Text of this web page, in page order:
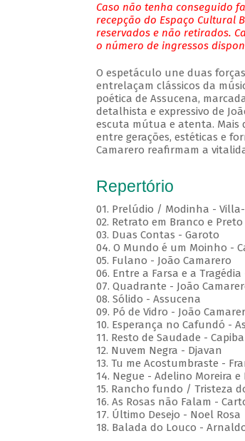
Caso não tenha conseguido
recepção do Espaço Cultural
reservados e não retirados.
o número de ingressos
O espetáculo une duas
entrelaçam clássicos da
poética de Assucena,
detalhista e expressivo de
escuta mútua e atenta. Mais
entre gerações, estéticas e
Camarero reafirmam a
Repertório
01. Prelúdio / Modinha - Villa-
02. Retrato em Branco e
03. Duas Contas - Garoto
04. O Mundo é um Moinho -
05. Fulano - João Camarero
06. Entre a Farsa e a
07. Quadrante - João
08. Sólido - Assucena
09. Pó de Vidro - João
10. Esperança no Cafundó -
11. Resto de Saudade - Capiba
12. Nuvem Negra - Djavan
13. Tu me Acostumbraste -
14. Negue - Adelino Moreira e
15. Rancho fundo / Tristeza
16. As Rosas não Falam -
17. Último Desejo - Noel Rosa
18. Balada do Louco -